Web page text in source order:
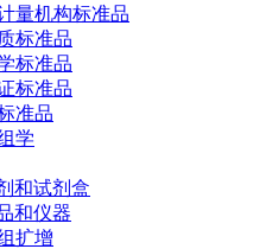
量机构标准品
标准品
标准品
标准品
准品
学
和试剂盒
和仪器
扩增